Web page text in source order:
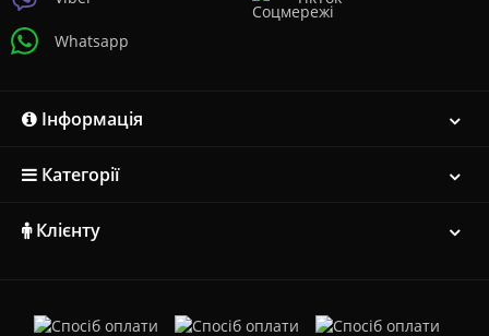
Whatsapp
Інформація
Категорії
Клієнту